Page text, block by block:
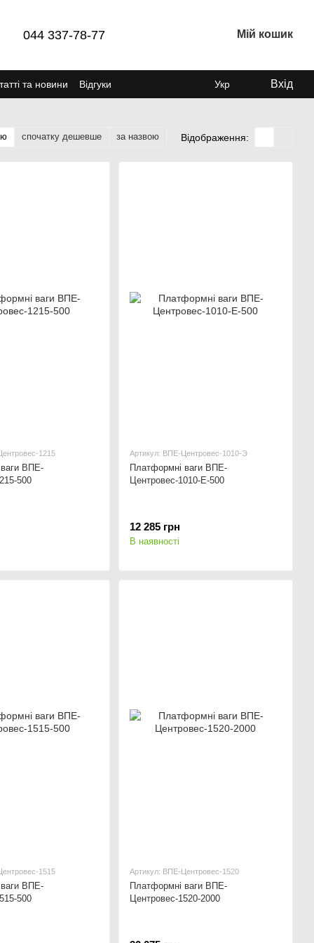
044 337-78-77 Мій кошик
та новини
Відгуки
Укр Вхід
спочатку дешевше за назвою Відображення:
1215
ВПЕ-
500
Артикул: ВПЕ-Центровес-1010-Э
Платформні ваги ВПЕ-
Центровес-1010-Е-500
12 285 грн
В наявності
1515
ВПЕ-
500
Артикул: ВПЕ-Центровес-1520
Платформні ваги ВПЕ-
Центровес-1520-2000